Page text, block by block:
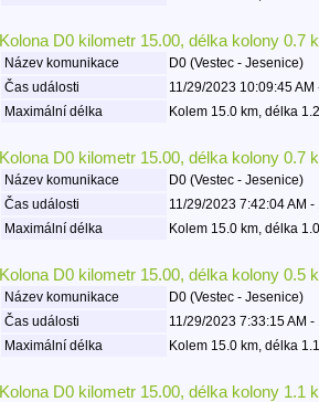
Kolona D0 kilometr 15.00, délka kolony 0.7
Název komunikace D0 (Vestec - Jesenice)
Čas události
11/29/2023 10:09:45 AM
Maximální délka
Kolem 15.0 km, délka
Kolona D0 kilometr 15.00, délka kolony 0.7
Název komunikace D0 (Vestec - Jesenice)
Čas události
11/29/2023 7:42:04 AM
Maximální délka
Kolem 15.0 km, délka
Kolona D0 kilometr 15.00, délka kolony 0.5
Název komunikace D0 (Vestec - Jesenice)
Čas události
11/29/2023 7:33:15 AM
Maximální délka
Kolem 15.0 km, délka
Kolona D0 kilometr 15.00, délka kolony 1.1